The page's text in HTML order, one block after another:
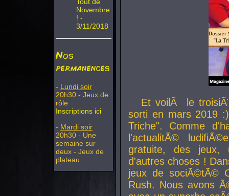
Tout de
Novembre
! -
3/11/2018
Nos
permanences
- Lundi soir
20h30 - Jeux de
rôle
Inscriptions ici
- Mardi soir
20h30 - Une
semaine sur
deux - Jeux de
plateau
Et voilÃ le
sorti en mars 2019
Triche". Comme
l'actualitÃ©
gratuite, des jeux,
d'autres choses !
jeux de sociÃ©tÃ©
Rush. Nous avons